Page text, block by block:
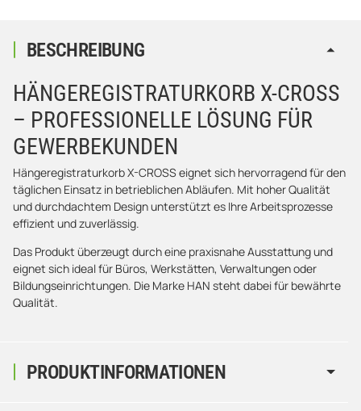
PRODUKTINFORMATIONEN
BESCHREIBUNG
HÄNGEREGISTRATURKORB X-CROSS
– PROFESSIONELLE LÖSUNG FÜR
GEWERBEKUNDEN
Hängeregistraturkorb X-CROSS eignet sich hervorragend für den
täglichen Einsatz in betrieblichen Abläufen. Mit hoher Qualität
und durchdachtem Design unterstützt es Ihre Arbeitsprozesse
effizient und zuverlässig.
Das Produkt überzeugt durch eine praxisnahe Ausstattung und
eignet sich ideal für Büros, Werkstätten, Verwaltungen oder
Bildungseinrichtungen. Die Marke HAN steht dabei für bewährte
Qualität.